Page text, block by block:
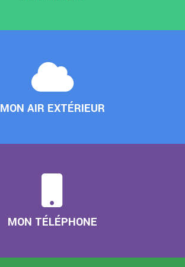
MON AIR EXTÉRIEUR
MON TÉLÉPHONE